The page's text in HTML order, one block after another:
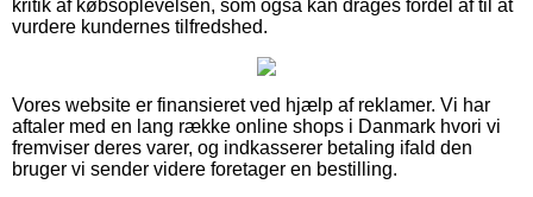
kritik af købsoplevelsen, som også kan drages fordel af til at
vurdere kundernes tilfredshed.
Vores website er finansieret ved hjælp af reklamer. Vi har
aftaler med en lang række online shops i Danmark hvori vi
fremviser deres varer, og indkasserer betaling ifald den
bruger vi sender videre foretager en bestilling.